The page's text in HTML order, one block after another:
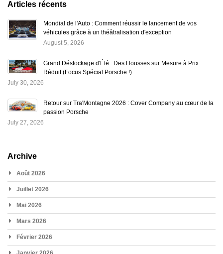
Articles récents
Mondial de l'Auto : Comment réussir le lancement de vos
véhicules grâce à un théâtralisation d'exception
August 5, 2026
Grand Déstockage d'Été : Des Housses sur Mesure à Prix
Réduit (Focus Spécial Porsche !)
July 30, 2026
Retour sur Tra'Montagne 2026 : Cover Company au cœur de la
passion Porsche
July 27, 2026
Archive
Août 2026
Juillet 2026
Mai 2026
Mars 2026
Février 2026